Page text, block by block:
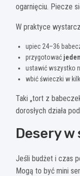
ogarnięciu. Piecze
W praktyce
upiec 24–36
przygotować
ustawić wszystko
wbić świeczki w
Taki „tort z
dorosłych działa
Desery
Jeśli budżet i czas
Mogą to być mini